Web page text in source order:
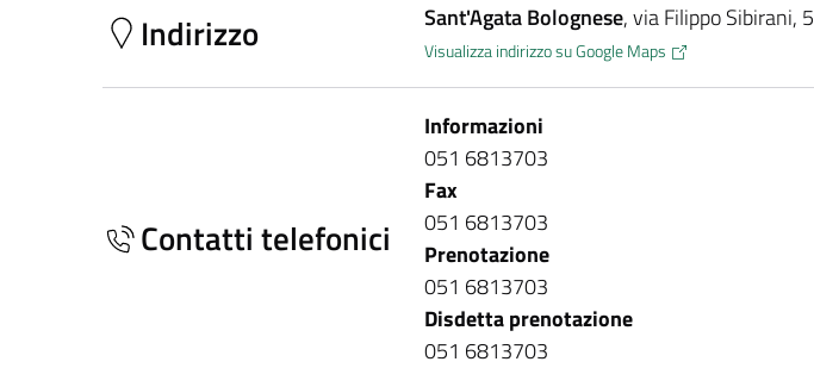
Indirizzo Sant'Agata Bolognese, via Filippo Sibirani, 5
Visualizza indirizzo su Google Maps
Contatti telefonici
Informazioni
051 6813703
Fax
051 6813703
Prenotazione
051 6813703
Disdetta prenotazione
051 6813703